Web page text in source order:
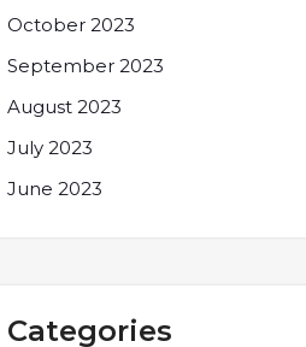
October 2023
September 2023
August 2023
July 2023
June 2023
Categories